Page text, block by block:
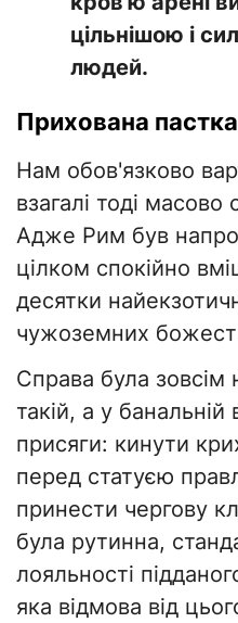
цільнішою і
людей.
​Прихована
​Нам обов'язково
взагалі тоді
Адже Рим був
цілком спокійно
десятки
чужоземних
​Справа була зовсім
такій, а у банальній
присяги: кинути
перед статуєю
принести чергову
була рутинна,
лояльності
яка відмова від